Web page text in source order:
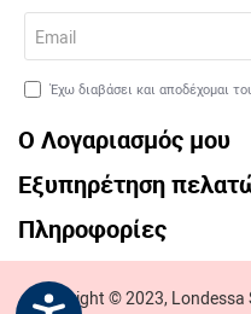
Έχω διαβάσει και αποδέχομαι
Ο Λογαριασμός μου
Εξυπηρέτηση
Πληροφορίες
Copyright © 2023, Londessa